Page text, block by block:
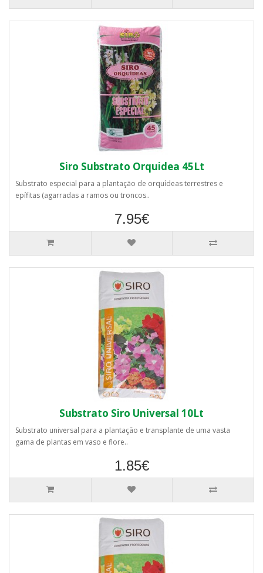
Siro Substrato Orquidea 45Lt
Substrato especial para a plantação de orquídeas terrestres e
epífitas (agarradas a ramos ou troncos..
7.95€
Substrato Siro Universal 10Lt
Substrato universal para a plantação e transplante de uma vasta
gama de plantas em vaso e flore..
1.85€